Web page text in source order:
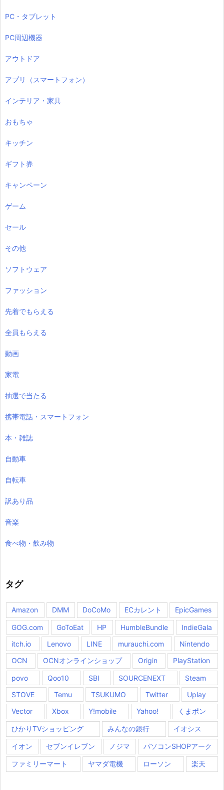
PC・タブレット
PC周辺機器
アウトドア
アプリ（スマートフォン）
インテリア・家具
おもちゃ
キッチン
ギフト券
キャンペーン
ゲーム
セール
その他
ソフトウェア
ファッション
先着でもらえる
全員もらえる
動画
家電
抽選で当たる
携帯電話・スマートフォン
本・雑誌
自動車
自転車
訳あり品
音楽
食べ物・飲み物
タグ
Amazon DMM DoCoMo ECカレント EpicGames
GOG.com GoToEat HP HumbleBundle
IndieGala
itch.io
Lenovo LINE murauchi.com
Nintendo
OCN
OCNオンラインショップ Origin PlayStation
povo Qoo10 SBI SOURCENEXT
Steam
STOVE
Temu TSUKUMO Twitter
Uplay
Vector
Xbox Y!mobile Yahoo! くまポン
ひかりTVショッピング みんなの銀行 イオシス
イオン セブンイレブン ノジマ パソコンSHOPアーク
ファミリーマート ヤマダ電機 ローソン 楽天